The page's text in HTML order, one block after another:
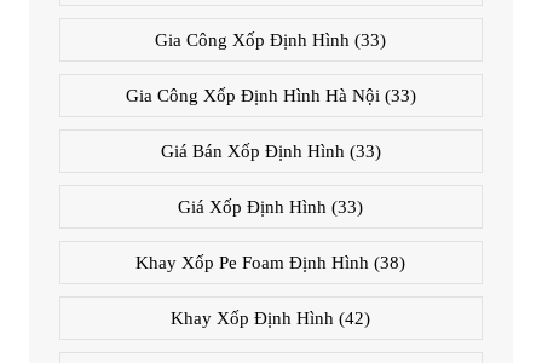
Gia Công Xốp Định Hình (33)
Gia Công Xốp Định Hình Hà Nội(33)
Giá Bán Xốp Định Hình(33)
Giá Xốp Định Hình (33)
Khay Xốp Pe Foam Định Hình (38)
Khay Xốp Định Hình (42)